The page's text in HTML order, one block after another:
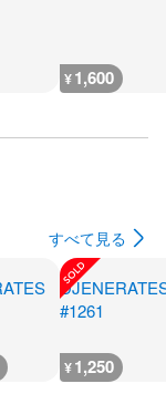
¥1,600
すべて見る
¥1,250